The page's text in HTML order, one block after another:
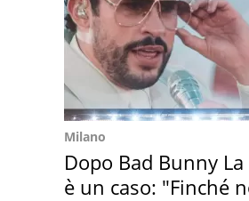
Milano
Dopo Bad Bunny
è un caso: "Finché